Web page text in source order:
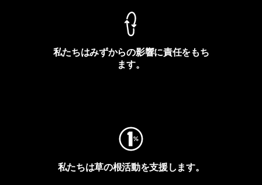
私たちはみずからの影響に責任をもち
ます。
私たちは草の根活動を支援します。